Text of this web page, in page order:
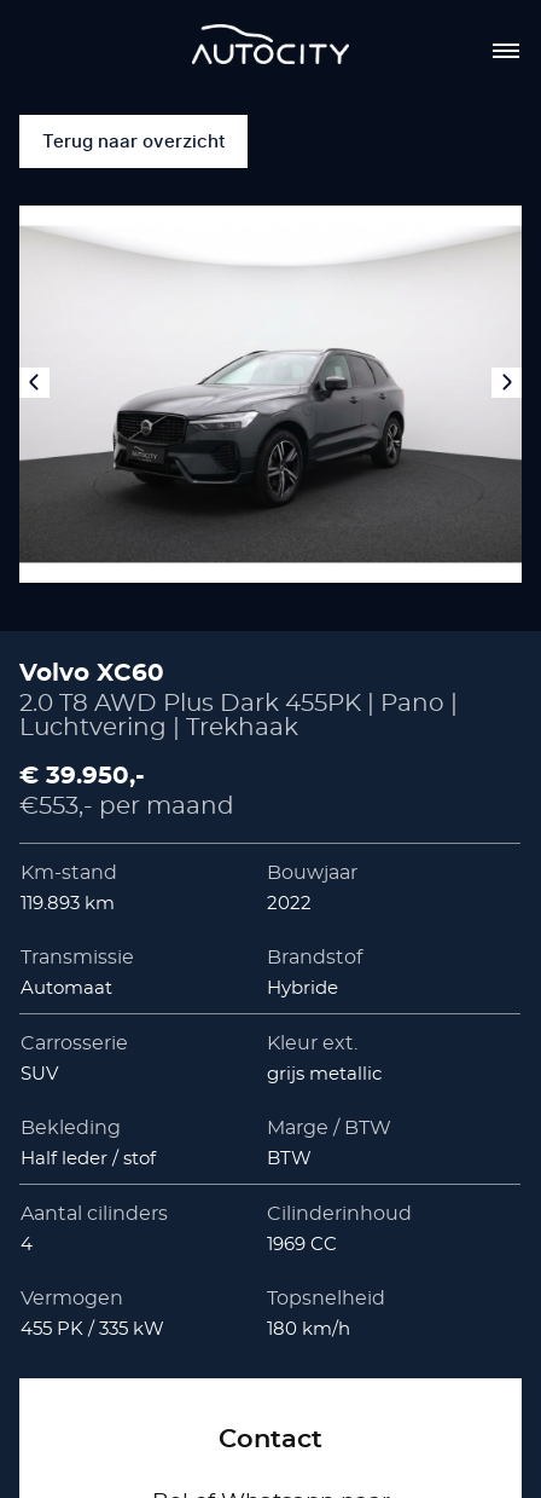
Terug naar overzicht
Volvo XC60
2.0 T8 AWD Plus Dark 455PK | Pano |
Luchtvering | Trekhaak
€ 39.950,-
€553,- per maand
Km-stand
119.893 km
Bouwjaar
2022
Transmissie
Automaat
Brandstof
Hybride
Carrosserie
SUV
Kleur ext.
grijs metallic
Bekleding
Half leder / stof
Marge / BTW
BTW
Aantal cilinders
4
Cilinderinhoud
1969 CC
Vermogen
455 PK / 335 kW
Topsnelheid
180 km/h
Contact